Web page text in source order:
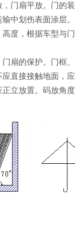
门扇平放。门的
中划伤表面涂层
度，根据车型与
扇的保护。门框
直接接触地面，
立放置。码放角